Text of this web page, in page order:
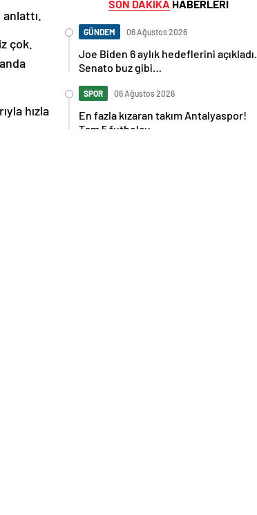
anlattı.
çok.
hızla
SON DAKİKA HABERLERİ
GÜNDEM 06 Ağustos 2026
Joe Biden 6 aylık hedeflerini açıkladı.
Senato buz gibi…
SPOR 06 Ağustos 2026
En fazla kızaran takım Antalyaspor!
Tam 5 futbolcu….